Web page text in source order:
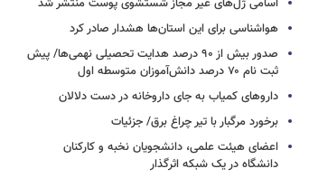
اسامی ژل‌های غیر مجاز شستشوی پوست منتشر شد
هواشناسی برای این استان‌ها هشدار صادر کرد
صدور بیش از ۹۰ درصد هدایت تحصیلی نهمی‌ها/ پیش
ثبت نام ۷۰ درصد دانش‌آموزان متوسطه اول
داروهای کمیاب به جای داروخانه در دست دلالان
برخورد مرگبار با تیر چراغ برق/ جزئیات
اعضای هیئت علمی، دانشجویان نخبه و کارکنان
دانشگاه در یک شبکه‌ اثرگذار